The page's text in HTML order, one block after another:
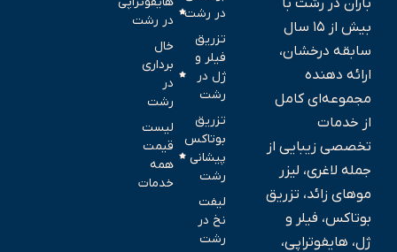
بیش از ۱۵ سال
سابقه درخشان،
ارائه‌ دهنده
مجموعه‌ای کامل
از خدمات
تخصصی زیبایی از
جمله لاغری، لیزر
موهای زائد، تزریق
بوتاکس، فیلر و
ژل، هایفوتراپی،
در رشت
تزریق
فیلر و
ژل در
رشت
تزریق
بوتاکس
پیشانی
رشت
لیفت
نخ در
رشت
در رشت
خال
برداری
در
رشت
لیست
قیمت
همه
خدمات